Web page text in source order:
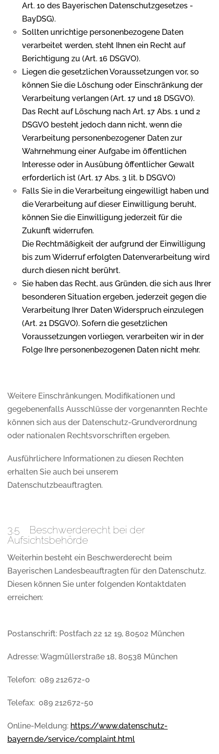
Art. 10 des Bayerischen Datenschutzgesetzes -
BayDSG).
Sollten unrichtige personenbezogene Daten
verarbeitet werden, steht Ihnen ein Recht auf
Berichtigung zu (Art. 16 DSGVO).
Liegen die gesetzlichen Voraussetzungen vor, so
können Sie die Löschung oder Einschränkung der
Verarbeitung verlangen (Art. 17 und 18 DSGVO).
Das Recht auf Löschung nach Art. 17 Abs. 1 und 2
DSGVO besteht jedoch dann nicht, wenn die
Verarbeitung personenbezogener Daten zur
Wahrnehmung einer Aufgabe im öffentlichen
Interesse oder in Ausübung öffentlicher Gewalt
erforderlich ist (Art. 17 Abs. 3 lit. b DSGVO)
Falls Sie in die Verarbeitung eingewilligt haben und
die Verarbeitung auf dieser Einwilligung beruht,
können Sie die Einwilligung jederzeit für die
Zukunft widerrufen.
Die Rechtmäßigkeit der aufgrund der Einwilligung
bis zum Widerruf erfolgten Datenverarbeitung wird
durch diesen nicht berührt.
Sie haben das Recht, aus Gründen, die sich aus Ihrer
besonderen Situation ergeben, jederzeit gegen die
Verarbeitung Ihrer Daten Widerspruch einzulegen
(Art. 21 DSGVO). Sofern die gesetzlichen
Voraussetzungen vorliegen, verarbeiten wir in der
Folge Ihre personenbezogenen Daten nicht mehr.
Weitere Einschränkungen, Modifikationen und
gegebenenfalls Ausschlüsse der vorgenannten Rechte
können sich aus der Datenschutz-Grundverordnung
oder nationalen Rechtsvorschriften ergeben.
Ausführlichere Informationen zu diesen Rechten
erhalten Sie auch bei unserem
Datenschutzbeauftragten.
3.5 Beschwerderecht bei der
Aufsichtsbehörde
Weiterhin besteht ein Beschwerderecht beim
Bayerischen Landesbeauftragten für den Datenschutz.
Diesen können Sie unter folgenden Kontaktdaten
erreichen:
Postanschrift: Postfach 22 12 19, 80502 München
Adresse: Wagmüllerstraße 18, 80538 München
Telefon: 089 212672-0
Telefax: 089 212672-50
Online-Meldung: https://www.datenschutz-
bayern.de/service/complaint.html